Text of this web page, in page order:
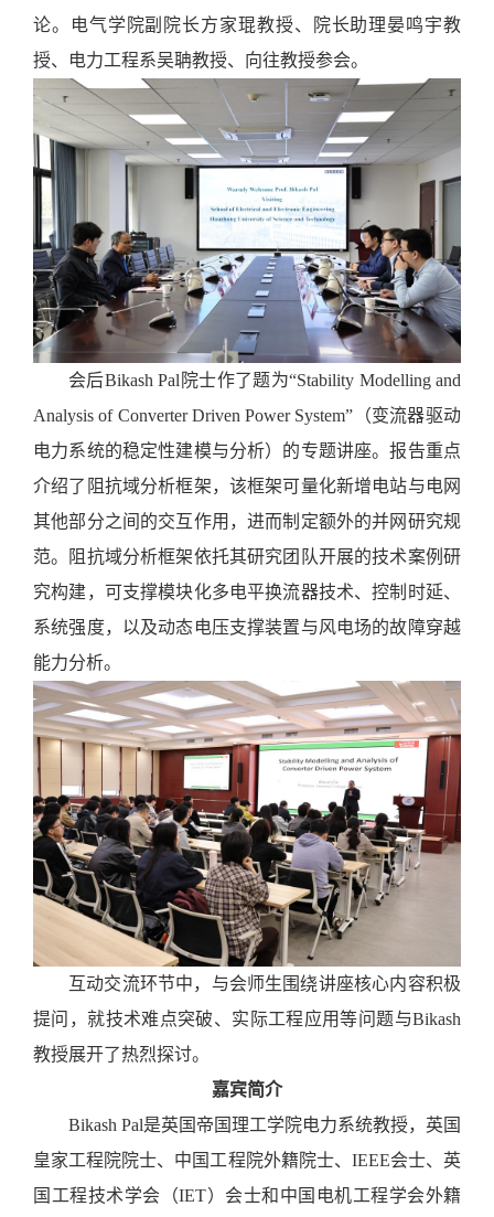
论。电气学院副院长方家琨教授、院长助理晏鸣宇教
授、电力工程系吴聃教授、向往教授参会。
会后Bikash Pal院士作了题为“Stability Modelling and
Analysis of Converter Driven Power System” （变流器驱动
电力系统的稳定性建模与分析） 的专题讲座。报告重点
介绍了阻抗域分析框架，该框架可量化新增电站与电网
其他部分之间的交互作用，进而制定额外的并网研究规
范。阻抗域分析框架依托其研究团队开展的技术案例研
究构建，可支撑模块化多电平换流器技术、控制时延、
系统强度，以及动态电压支撑装置与风电场的故障穿越
能力分析。
互动交流环节中，与会师生围绕讲座核心内容积极
提问，就技术难点突破、实际工程应用等问题与Bikash
教授展开了热烈探讨。
嘉宾简介
Bikash Pal是英国帝国理工学院电力系统教授，英国
皇家工程院院士、中国工程院外籍院士、IEEE会士、英
国工程技术学会（IET）会士和中国电机工程学会外籍